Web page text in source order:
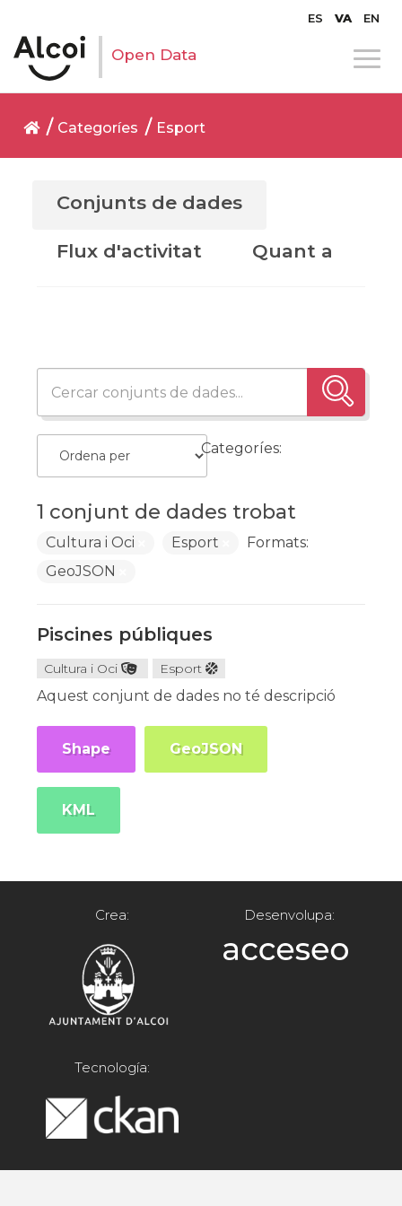
ES VA EN
Open Data
Categoríes Esport
Conjunts de dades
Flux d'activitat Quant a
1 conjunt de dades trobat
Categoríes:
Cultura i Oci Esport
Formats:
GeoJSON
Piscines públiques
Cultura i Oci Esport
Aquest conjunt de dades no té descripció
Shape GeoJSON
KML
Crea: Desenvolupa:
Tecnología: